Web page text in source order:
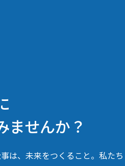
ませんか？
は、未来をつくること。私たち